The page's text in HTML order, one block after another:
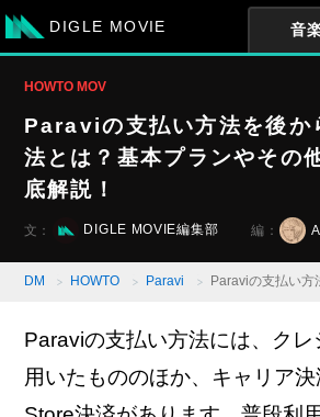
DIGLE MOVIE 音
HOWTO MOV
Paraviの支払い方法を後か
法とは？基本プランやその
底解説！
文： DIGLE MOVIE編集部 編：
DM HOWTO Paravi Paraviの支払い方
Paraviの支払い方法には、クレ
用いたもののほか、キャリア